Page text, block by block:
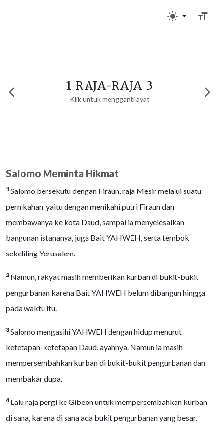
1 RAJA-RAJA 3
Klik untuk mengganti ayat
Salomo Meminta Hikmat
1Salomo bersekutu dengan Firaun, raja Mesir melalui suatu
pernikahan, yaitu dengan menikahi putri Firaun dan
membawanya ke kota Daud, sampai ia menyelesaikan
bangunan istananya, juga Bait YAHWEH, serta tembok
sekeliling Yerusalem.
2 Namun, rakyat masih memberikan kurban di bukit-bukit
pengurbanan karena Bait YAHWEH belum dibangun hingga
pada waktu itu.
3Salomo mengasihi YAHWEH dengan hidup menurut
ketetapan-ketetapan Daud, ayahnya. Namun ia masih
mempersembahkan kurban di bukit-bukit pengurbanan dan
membakar dupa.
4 Lalu raja pergi ke Gibeon untuk mempersembahkan kurban
di sana, karena di sana ada bukit pengurbanan yang besar.